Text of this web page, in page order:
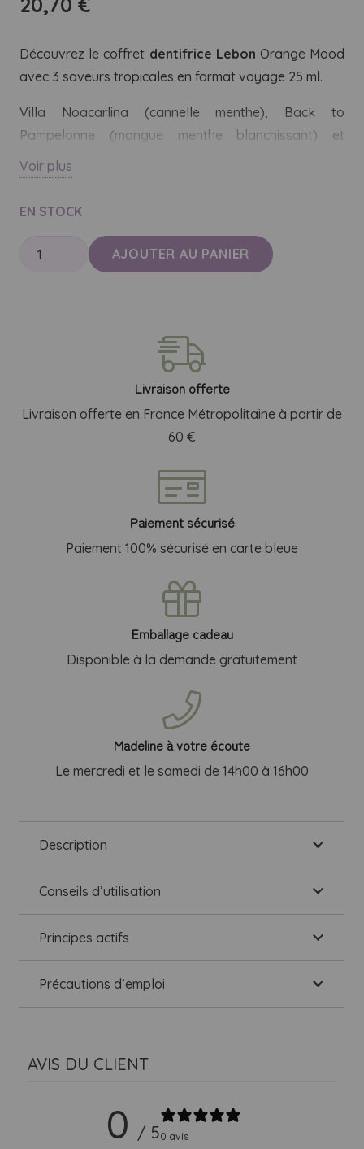
Découvrez le coffret dentifrice Lebon Orange Mood
avec 3 saveurs tropicales en format voyage 25 ml.
Villa Noacarlina (cannelle menthe), Back to
Pampelonne (mangue menthe blanchissant) et
Tropical Crush (ananas rooibos menthe) pour un
brossage gourmand.
Formules 100% naturelles enrichies en aloe vera et
Sans parabens, fluor ni triclosan.
Parfums créés à Grasse par des artisans parfumeurs.
Made in France dans des tubes dorés élégants.
Le coffret idéal pour découvrir l’univers Lebon ou
Voir plus
EN STOCK
quantité
3
AJOUTER AU PANIER
Livraison offerte
Livraison offerte en France Métropolitaine à partir de
60 €
Paiement sécurisé
Paiement 100% sécurisé en carte bleue
Emballage cadeau
Disponible à la demande gratuitement
Madeline à votre écoute
Le mercredi et le samedi de 14h00 à 16h00
Description
Conseils d’utilisation
Principes actifs
Précautions d’emploi
AVIS DU CLIENT
0 / 50 avis